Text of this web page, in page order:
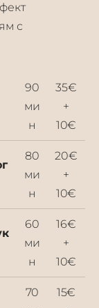
с
90
ми
н
35€
+
10€
80
ми
н
20€
+
10€
60
ми
н
16€
+
10€
70
15€